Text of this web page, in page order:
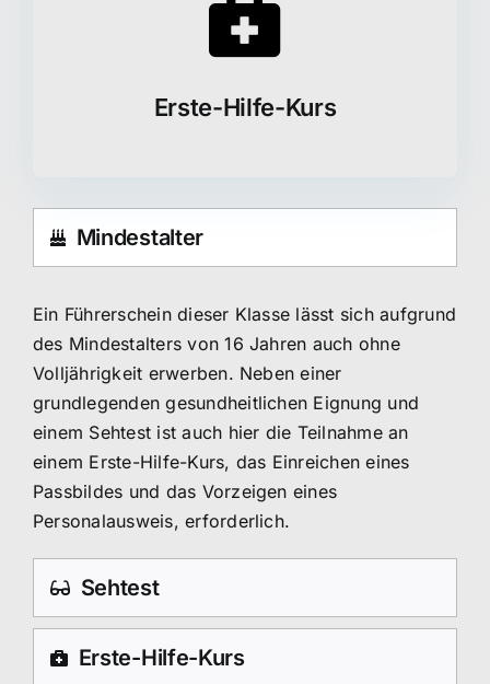
Erste-Hilfe-Kurs
Mindestalter
Ein Führerschein dieser Klasse lässt sich aufgrund
des Mindestalters von 16 Jahren auch ohne
Volljährigkeit erwerben. Neben einer
grundlegenden gesundheitlichen Eignung und
einem Sehtest ist auch hier die Teilnahme an
einem Erste-Hilfe-Kurs, das Einreichen eines
Passbildes und das Vorzeigen eines
Personalausweis, erforderlich.
Sehtest
Erste-Hilfe-Kurs